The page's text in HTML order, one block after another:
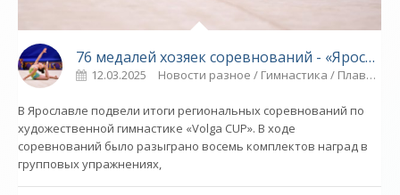
76 медалей хозяек соревнований - «Ярославский спорт»
12.03.2025 Новости разное / Гимнастика / Плавание / Видео новости / Спорт
В Ярославле подвели итоги региональных соревнований по
художественной гимнастике «Volga CUP». В ходе
соревнований было разыграно восемь комплектов наград в
групповых упражнениях,